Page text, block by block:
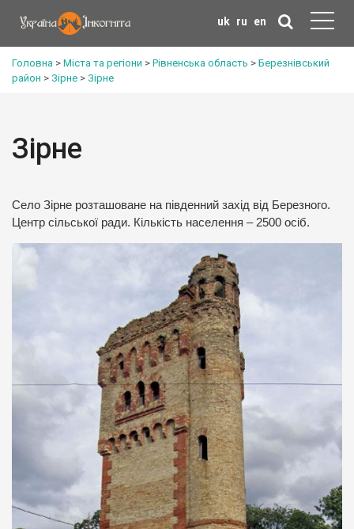
uk ru en
Головна > Міста та регіони > Рівненська область > Березнівський
район > Зірне > Зірне
Зірне
Село Зірне розташоване на південний захід від Березного.
Центр сільської ради. Кількість населення – 2500 осіб.